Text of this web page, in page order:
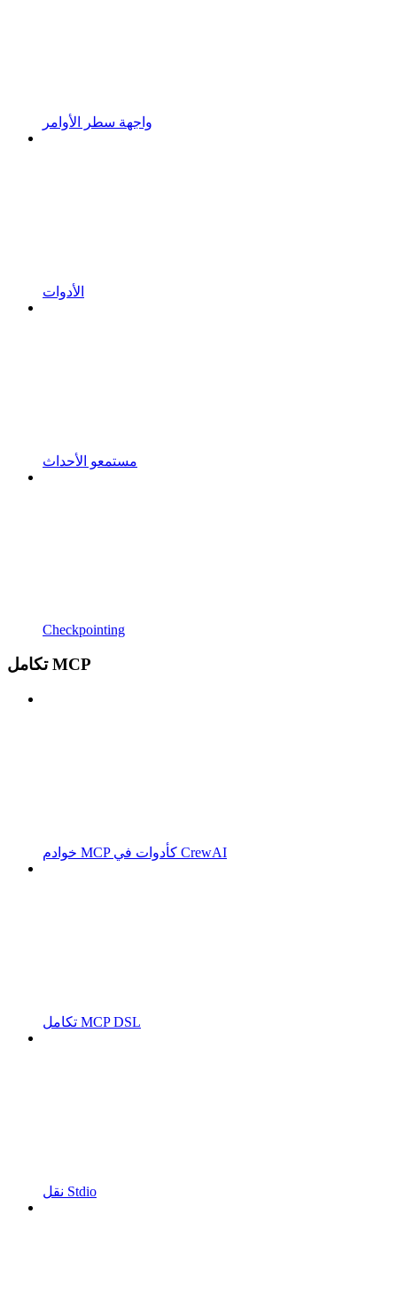
واجهة سطر الأوامر
الأدوات
مستمعو الأحداث
Checkpointing
تكامل MCP
خوادم MCP كأدوات في CrewAI
تكامل MCP DSL
نقل Stdio